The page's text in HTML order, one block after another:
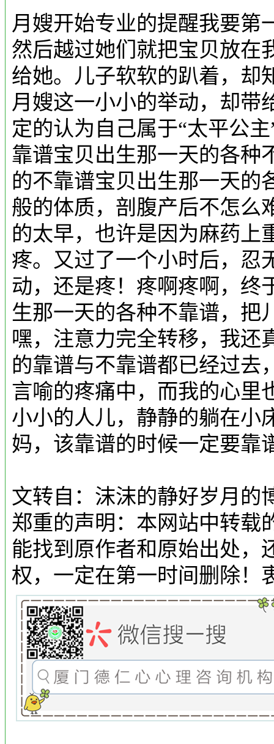
月嫂开始专业的提醒我要第
然后越过她们就把宝贝放在
给她。儿子软软的趴着，却
月嫂这一小小的举动，却带
定的认为自己属于“太平公
靠谱宝贝出生那一天的各种
的不靠谱宝贝出生那一天的
般的体质，剖腹产后不怎么
的太早，也许是因为麻药上
疼。又过了一个小时后，忍
动，还是疼！疼啊疼啊，终
生那一天的各种不靠谱，把
嘿，注意力完全转移，我还
的靠谱与不靠谱都已经过去
言喻的疼痛中，而我的心里
小小的人儿，静静的躺在小
妈，该靠谱的时候一定要靠
文转自：沫沫的静好岁月的
郑重的声明：本网站中转载
能找到原作者和原始出处，
权，一定在第一时间删除！